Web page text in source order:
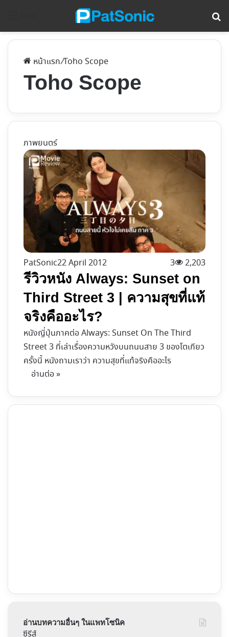
หน้าแรก/Toho Scope
Toho Scope
ภาพยนตร์
PatSonic22 April 2012 3 2,203
รีวิวหนัง Always: Sunset on
Third Street 3 | ความสุขที่แท้
จริงคืออะไร?
หนังญี่ปุ่นภาคต่อ Always: Sunset On The Third
Street 3 ที่เล่าเรื่องความหวังบนถนนสาย 3 ของโตเกียว
ครั้งนี้ หนังถามเราว่า ความสุขที่แท้จริงคืออะไร
อ่านต่อ »
อ่านบทความอื่นๆ ในแพทโซนิค
ซีรีส์